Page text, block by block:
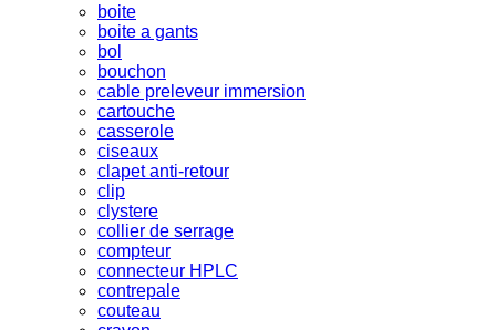
boite
boite a gants
bol
bouchon
cable preleveur immersion
cartouche
casserole
ciseaux
clapet anti-retour
clip
clystere
collier de serrage
compteur
connecteur HPLC
contrepale
couteau